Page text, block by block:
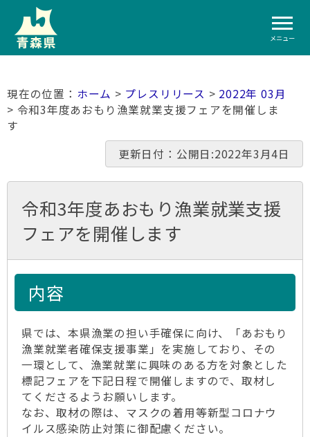
メニュー
ホーム > プレスリリース > 2022年 03月
> 令和3年度あおもり漁業就業支援フェアを開催しま
す
更新日付：公開日:2022年3月4日
令和3年度あおもり漁業就業支援
フェアを開催します
内容
県では、本県漁業の担い手確保に向け、「あおもり
漁業就業者確保支援事業」を実施しており、その
一環として、漁業就業に興味のある方を対象とした
標記フェアを下記日程で開催しますので、取材し
てくださるようお願いします。
なお、取材の際は、マスクの着用等新型コロナウ
イルス感染防止対策に御配慮ください。